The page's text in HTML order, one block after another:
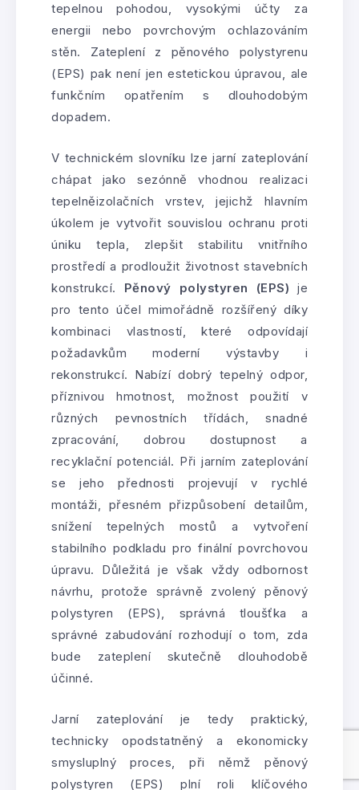
tepelnou pohodou, vysokými účty za
energii nebo povrchovým ochlazováním
stěn. Zateplení z pěnového polystyrenu
(EPS) pak není jen estetickou úpravou, ale
funkčním opatřením s dlouhodobým
dopadem.
V technickém slovníku lze jarní zateplování
chápat jako sezónně vhodnou realizaci
tepelněizolačních vrstev, jejichž hlavním
úkolem je vytvořit souvislou ochranu proti
úniku tepla, zlepšit stabilitu vnitřního
prostředí a prodloužit životnost stavebních
konstrukcí. Pěnový polystyren (EPS) je
pro tento účel mimořádně rozšířený díky
kombinaci vlastností, které odpovídají
požadavkům moderní výstavby i
rekonstrukcí. Nabízí dobrý tepelný odpor,
příznivou hmotnost, možnost použití v
různých pevnostních třídách, snadné
zpracování, dobrou dostupnost a
recyklační potenciál. Při jarním zateplování
se jeho přednosti projevují v rychlé
montáži, přesném přizpůsobení detailům,
snížení tepelných mostů a vytvoření
stabilního podkladu pro finální povrchovou
úpravu. Důležitá je však vždy odbornost
návrhu, protože správně zvolený pěnový
polystyren (EPS), správná tloušťka a
správné zabudování rozhodují o tom, zda
bude zateplení skutečně dlouhodobě
účinné.
Jarní zateplování je tedy praktický,
technicky opodstatněný a ekonomicky
smysluplný proces, při němž pěnový
polystyren (EPS) plní roli klíčového